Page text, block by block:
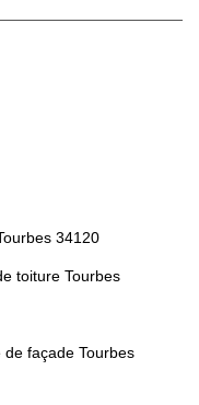
34120
toiture Tourbes
façade Tourbes